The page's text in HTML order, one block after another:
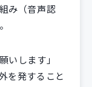
み（音声認
いします」
を発すること